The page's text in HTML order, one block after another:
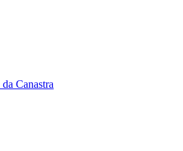
Canastra